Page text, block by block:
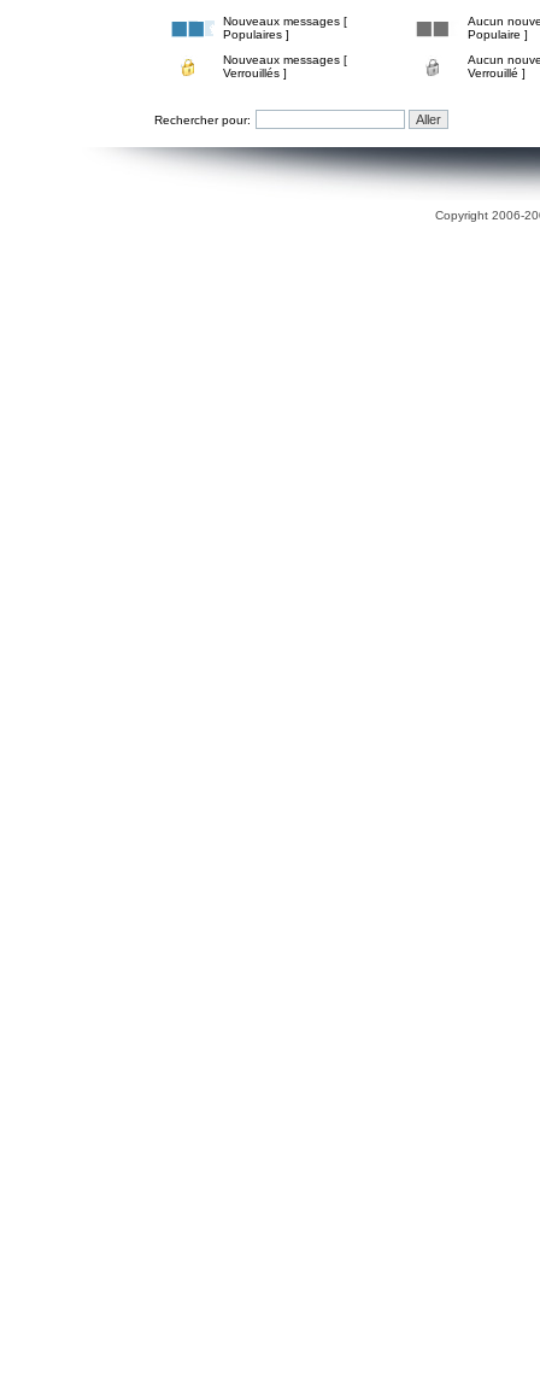
Nouveaux messages [
Populaires ]
Aucun
Populaire ]
Nouveaux messages [
Verrouillés ]
Aucun
Verrouillé ]
Rechercher pour:
Copyright 2006-